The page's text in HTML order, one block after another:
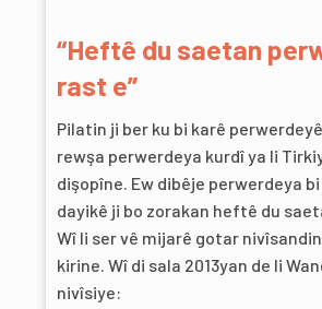
“Heftê du saetan
rast e”
Pilatin ji ber ku bi karê
rewşa perwerdeya kurdî ya li
dişopîne. Ew dibêje perwerdeya
dayikê ji bo zorakan heftê du
Wî li ser vê mijarê gotar
kirine. Wî di sala 2013yan de li
nivîsiye: